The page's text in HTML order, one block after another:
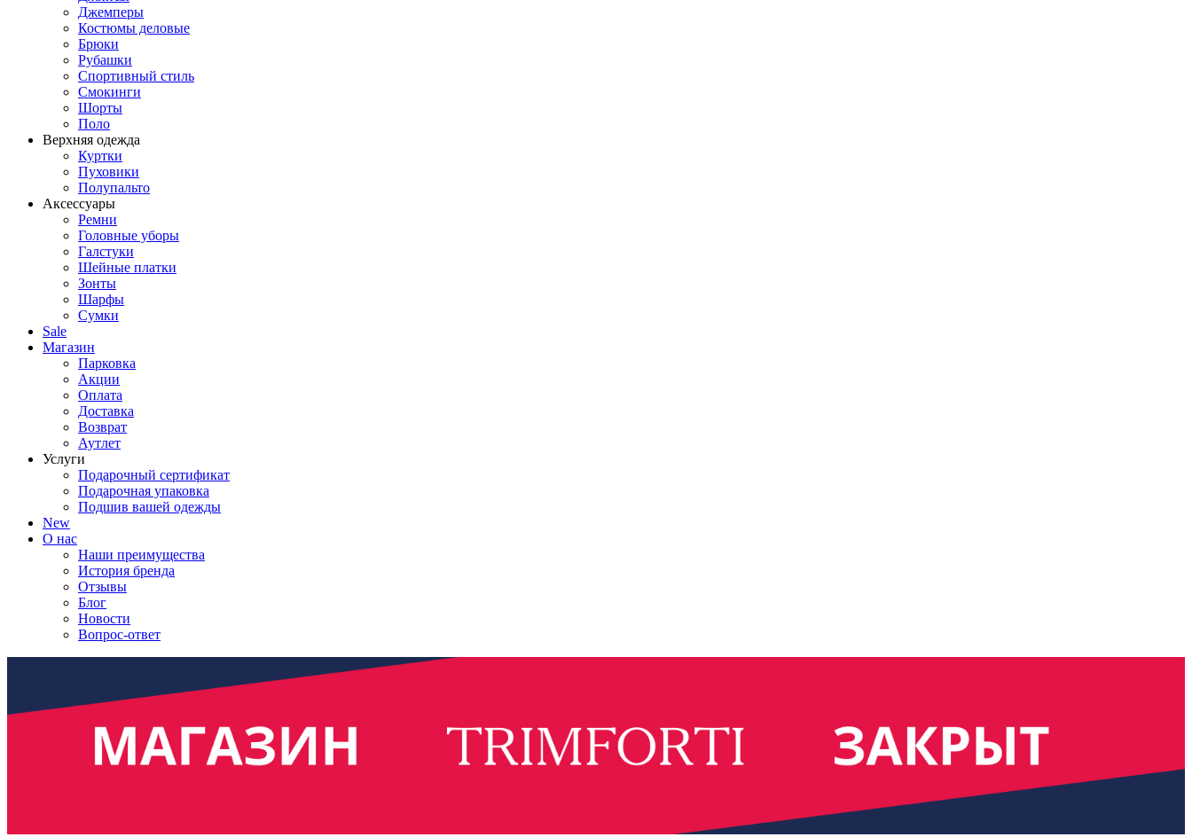
Джемперы
Костюмы деловые
Брюки
Рубашки
Спортивный стиль
Смокинги
Шорты
Поло
Верхняя одежда
Куртки
Пуховики
Полупальто
Аксессуары
Ремни
Головные уборы
Галстуки
Шейные платки
Зонты
Шарфы
Сумки
Sale
Магазин
Парковка
Акции
Оплата
Доставка
Возврат
Аутлет
Услуги
Подарочный сертификат
Подарочная упаковка
Подшив вашей одежды
New
О нас
Наши преимущества
История бренда
Отзывы
Блог
Новости
Вопрос-ответ